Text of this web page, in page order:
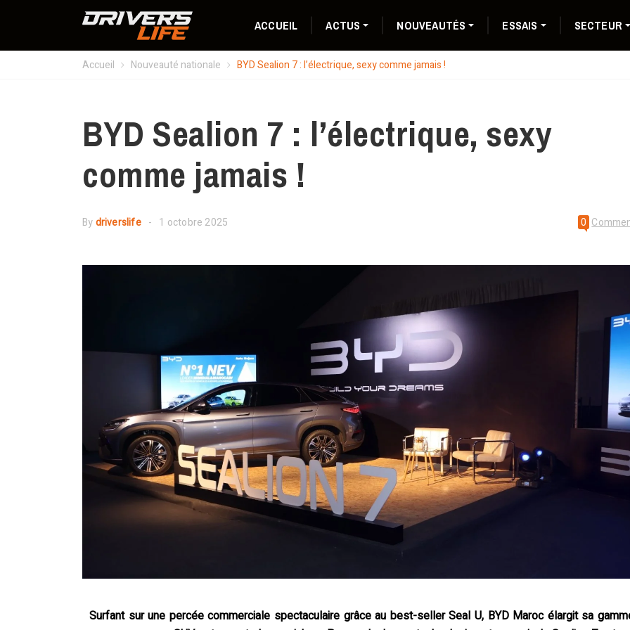
ACCUEIL ACTUS NOUVEAUTÉS ESSAIS SECTEUR
Accueil Nouveauté nationale BYD Sealion 7 : l’électrique, sexy comme jamais !
BYD Sealion 7 : l’électrique, sexy
comme jamais !
Bydriverslife 1 octobre 2025 0
Surfant sur une percée commerciale spectaculaire grâce au best-seller Seal U, BYD Maroc élargit sa